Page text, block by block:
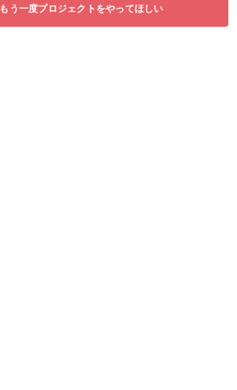
もう一度プロジェクトをやってほしい